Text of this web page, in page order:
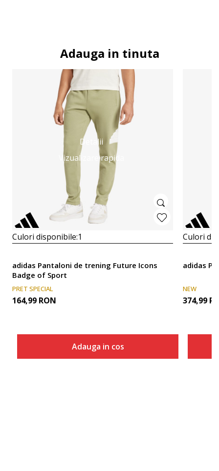
Adauga in tinuta
Detalii
Vizualizare rapida
Culori disponibile:1
adidas Pantaloni de trening Future Icons
Badge of Sport
PRET SPECIAL
164,99 RON
Adauga in cos
Culori
adidas
NEW
374,99